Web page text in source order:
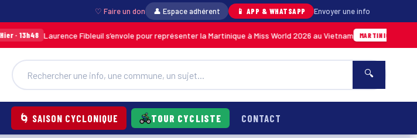
♡ Faire un don 👤 Espace adhérent 📱 APP & WHATSAPP Envoyer une info
Laurence Fibleuil s’envole pour représenter la Martinique à Miss World 2026 au Vietnam MARTINIQUE 05/08 · 14h14
🔍
🌀 SAISON CYCLONIQUE TOUR CYCLISTE CONTACT